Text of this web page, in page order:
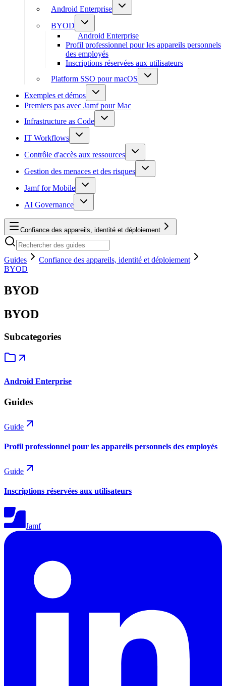
Android Enterprise
BYOD
Android Enterprise
Profil professionnel pour les appareils personnels
des employés
Inscriptions réservées aux utilisateurs
Platform SSO pour macOS
Exemples et démos
Premiers pas avec Jamf pour Mac
Infrastructure as Code
IT Workflows
Contrôle d'accès aux ressources
Gestion des menaces et des risques
Jamf for Mobile
AI Governance
Confiance des appareils, identité et déploiement
Guides
Confiance des appareils, identité et déploiement
BYOD
BYOD
BYOD
Subcategories
Android Enterprise
Guides
Guide
Profil professionnel pour les appareils personnels des employés
Guide
Inscriptions réservées aux utilisateurs
Jamf